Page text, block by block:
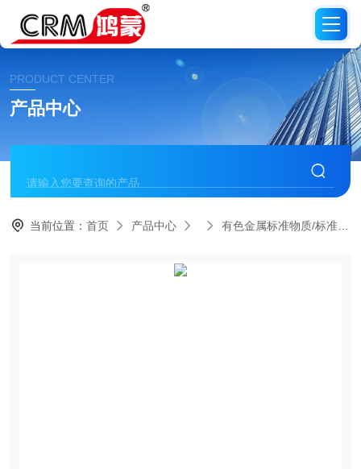
PRODUCT CENTER
产品中心
当前位置：首页 产品中心 有色金属标准物质/标准品